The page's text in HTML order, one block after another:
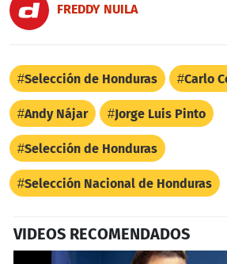
FREDDY NUILA
Selección de Honduras Carlo
Andy Nájar Jorge Luis Pinto
Selección de Honduras
Selección Nacional de Honduras
VIDEOS RECOMENDADOS